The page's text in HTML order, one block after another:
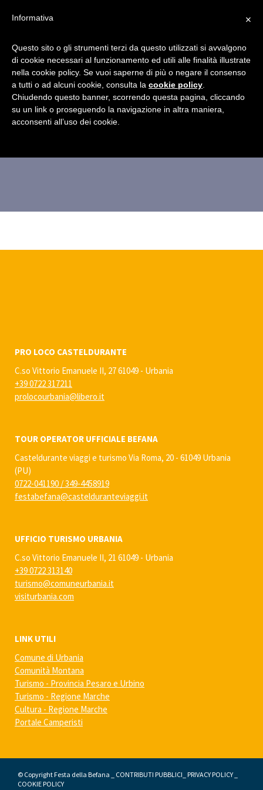
benetton
PRO LOCO CASTELDURANTE
C.so Vittorio Emanuele II, 27 61049 - Urbania
+39 0722 317211
prolocourbania@libero.it
TOUR OPERATOR UFFICIALE BEFANA
Casteldurante viaggi e turismo Via Roma, 20 - 61049 Urbania
(PU)
0722-041190 /349-4458919
festabefana@castelduranteviaggi.it
UFFICIO TURISMO URBANIA
C.so Vittorio Emanuele II, 21 61049 - Urbania
+39 0722 313140
turismo@comuneurbania.it
visiturbania.com
LINK UTILI
Comune di Urbania
Comunità Montana
Turismo - Provincia Pesaro e Urbino
Turismo - Regione Marche
Cultura - Regione Marche
Portale Camperisti
© Copyright Festa della Befana _ CONTRIBUTI PUBBLICI PRIVACY POLICY
COOKIE POLICY
×
Informativa
Questo sito o gli strumenti terzi da questo utilizzati si avvalgono
di cookie necessari al funzionamento ed utili alle finalità illustrate
nella cookie policy. Se vuoi saperne di più o negare il consenso
a tutti o ad alcuni cookie, consulta la cookie policy
Chiudendo questo banner, scorrendo questa pagina, cliccando
su un link o proseguendo la navigazione in altra maniera,
acconsenti all’uso dei cookie.